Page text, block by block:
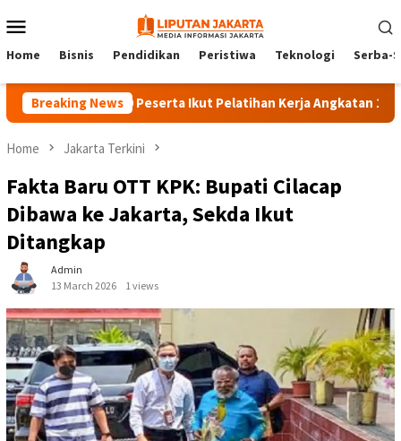
to
Menu
Home Bisnis Pendidikan Peristiwa Teknologi Serba-
Breaking News
140 Peserta Ikut Pelatihan Kerja Angkatan 1 di PPKD
Home Jakarta Terkini
Fakta Baru OTT KPK: Bupati Cilacap
Dibawa ke Jakarta, Sekda Ikut
Ditangkap
Admin
13 March 2026
1 views